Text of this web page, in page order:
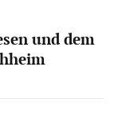
und dem